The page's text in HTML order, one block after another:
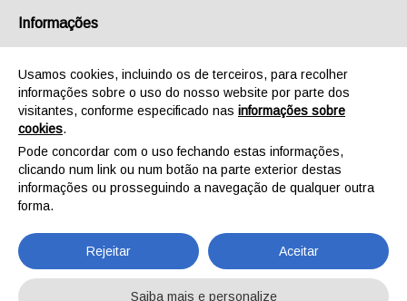
Informações
Usamos cookies, incluindo os de terceiros, para recolher
informações sobre o uso do nosso website por parte dos
visitantes, conforme especificado nas informações sobre
cookies.
Pode concordar com o uso fechando estas informações,
clicando num link ou num botão na parte exterior destas
informações ou prosseguindo a navegação de qualquer outra
forma.
Rejeitar Aceitar
Saiba mais e personalize